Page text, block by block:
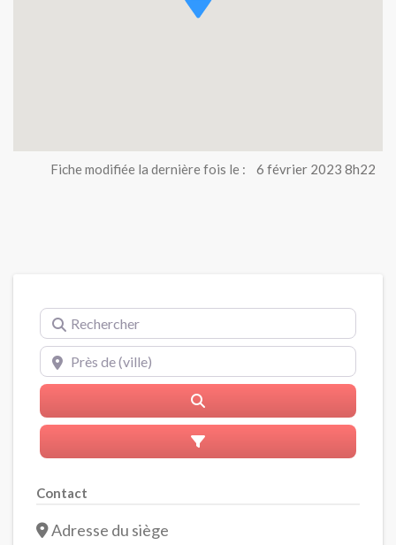
Fiche modifiée la dernière fois le : 6 février 2023 8h22
Rechercher
Près de (ville)
Advanced Filters
Contact
Adresse du siège